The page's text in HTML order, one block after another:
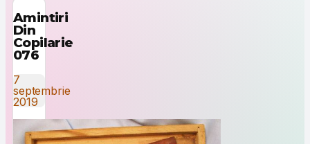
Amintiri
Din
Copilarie
076
7
septembrie
2019